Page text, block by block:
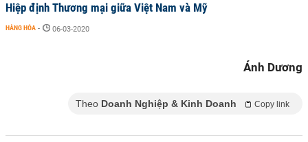
Hiệp định Thương mại giữa Việt Nam và Mỹ
HÀNG HÓA - 06-03-2020
Ánh Dương
Theo Doanh Nghiệp & Kinh Doanh Copy link